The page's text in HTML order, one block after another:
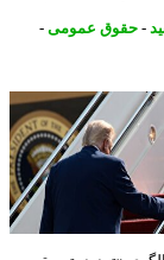
عمومی-